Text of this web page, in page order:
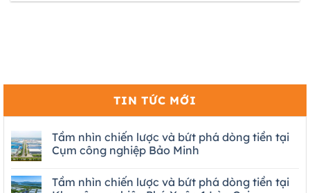
TIN TỨC MỚI
Tầm nhìn chiến lược và bứt phá dòng tiền tại
Cụm công nghiệp Bảo Minh
Tầm nhìn chiến lược và bứt phá dòng tiền tại